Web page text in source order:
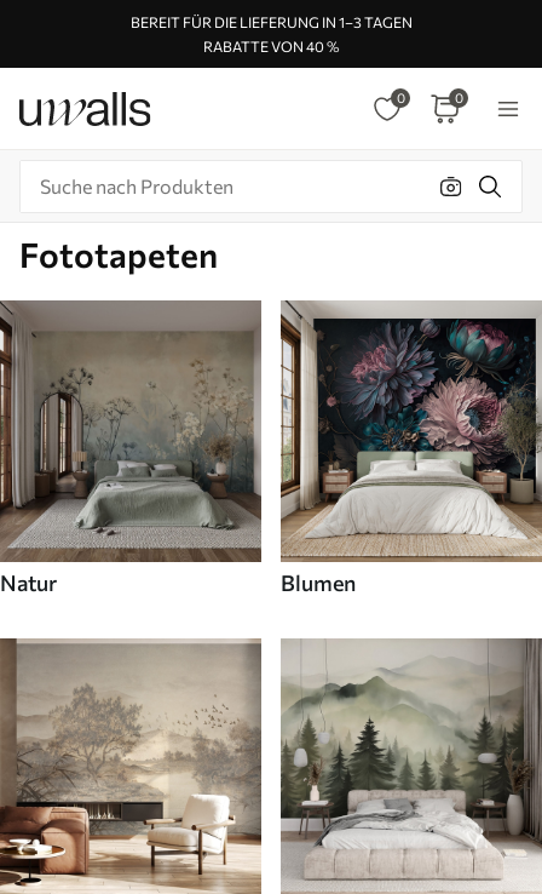
BEREIT FÜR DIE LIEFERUNG IN 1–3 TAGEN
RABATTE VON 40 %
0 0
Fototapeten
Natur Blumen